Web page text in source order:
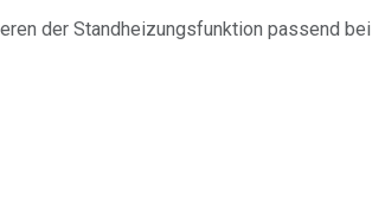
der Standheizungsfunktion passend bei